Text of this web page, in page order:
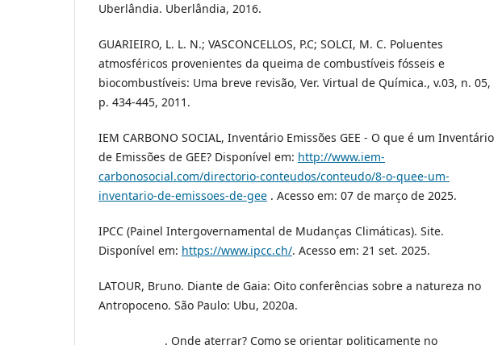
Uberlândia. Uberlândia, 2016.
GUARIEIRO, L. L. N.; VASCONCELLOS, P.C; SOLCI, M. C. Poluentes
atmosféricos provenientes da queima de combustíveis fósseis e
biocombustíveis: Uma breve revisão, Ver. Virtual de Química., v.03, n. 05,
p. 434-445, 2011.
IEM CARBONO SOCIAL, Inventário Emissões GEE - O que é um Inventário
de Emissões de GEE? Disponível em: http://www.iem-
carbonosocial.com/directorio-conteudos/conteudo/8-o-quee-um-
inventario-de-emissoes-de-gee . Acesso em: 07 de março de 2025.
IPCC (Painel Intergovernamental de Mudanças Climáticas). Site.
Disponível em: https://www.ipcc.ch/. Acesso em: 21 set. 2025.
LATOUR, Bruno. Diante de Gaia: Oito conferências sobre a natureza no
Antropoceno. São Paulo: Ubu, 2020a.
_____________ . Onde aterrar? Como se orientar politicamente no